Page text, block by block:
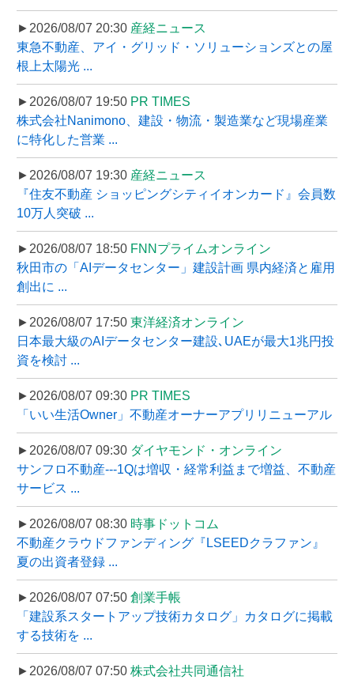
►2026/08/07 20:30 産経ニュース
東急不動産、アイ・グリッド・ソリューションズとの屋
根上太陽光 ...
►2026/08/07 19:50 PR TIMES
株式会社Nanimono、建設・物流・製造業など現場産業
に特化した営業 ...
►2026/08/07 19:30 産経ニュース
『住友不動産 ショッピングシティイオンカード』会員数
10万人突破 ...
►2026/08/07 18:50 FNNプライムオンライン
秋田市の「AIデータセンター」建設計画 県内経済と雇用
創出に ...
►2026/08/07 17:50 東洋経済オンライン
日本最大級のAIデータセンター建設､UAEが最大1兆円投
資を検討 ...
►2026/08/07 09:30 PR TIMES
「いい生活Owner」不動産オーナーアプリリニューアル
►2026/08/07 09:30 ダイヤモンド・オンライン
サンフロ不動産---1Qは増収・経常利益まで増益、不動産
サービス ...
►2026/08/07 08:30 時事ドットコム
不動産クラウドファンディング『LSEEDクラファン』
夏の出資者登録 ...
►2026/08/07 07:50 創業手帳
「建設系スタートアップ技術カタログ」カタログに掲載
する技術を ...
►2026/08/07 07:50 株式会社共同通信社